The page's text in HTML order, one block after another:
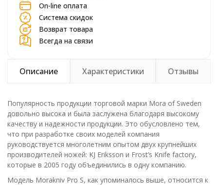
On-line оплата
Система скидок
Возврат товара
Всегда на связи
Описание Характеристики Отзывы
Популярность продукции торговой марки Mora of Sweden
довольно высока и была заслужена благодаря высокому
качеству и надежности продукции. Это обусловлено тем,
что при разработке своих моделей компания
руководствуется многолетним опытом двух крупнейших
производителей ножей: KJ Eriksson и Frost’s Knife factory,
которые в 2005 году объединились в одну компанию.
Модель Morakniv Pro S, как упоминалось выше, относится к